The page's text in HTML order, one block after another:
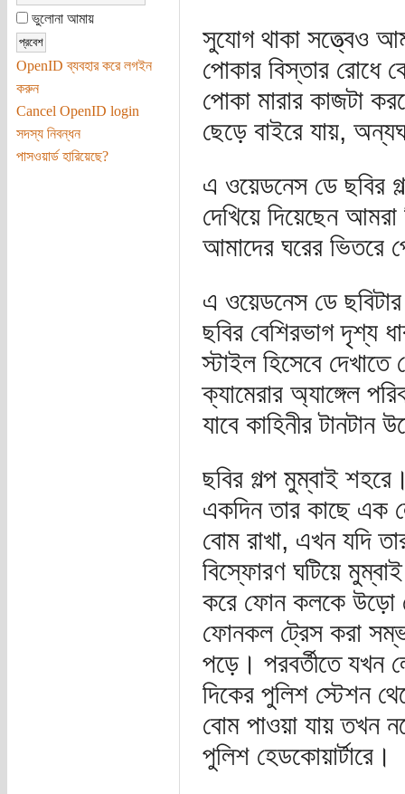
ভুলোনা আমায়
OpenID ব্যবহার করে লগইন
করুন
Cancel OpenID login
সদস্য নিবন্ধন
পাসওয়ার্ড হারিয়েছে?
সুযোগ থাকা সত্ত্বেও
পোকার বিস্তার
পোকা মারার কাজটা
ছেড়ে বাইরে যায়,
এ ওয়েডনেস ডে ছবির
দেখিয়ে দিয়েছেন
আমাদের ঘরের ভিতরে
এ ওয়েডনেস ডে ছবিটার
ছবির বেশিরভাগ দৃশ্য
স্টাইল হিসেবে
ক্যামেরার অ্যাঙ্গেল
যাবে কাহিনীর টানটান
ছবির গল্প মুম্বাই
একদিন তার কাছে এক
বোম রাখা, এখন যদি
বিস্ফোরণ ঘটিয়ে
করে ফোন কলকে উড়ো
ফোনকল ট্রেস করা
পড়ে। পরবর্তীতে যখন
দিকের পুলিশ স্টেশন
বোম পাওয়া যায় তখন
পুলিশ হেডকোয়ার্টারে।